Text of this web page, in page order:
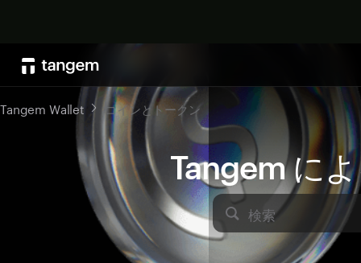
Tangem に
検索
Tangem Wallet コインとトークン